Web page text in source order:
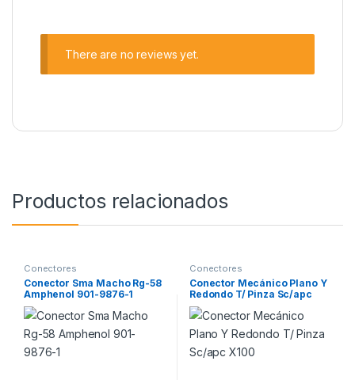
There are no reviews yet.
Productos relacionados
Conectores
Conector Sma Macho Rg-58
Amphenol 901-9876-1
Conectores
Conector Mecánico Plano Y
Redondo T/ Pinza Sc/apc
X100